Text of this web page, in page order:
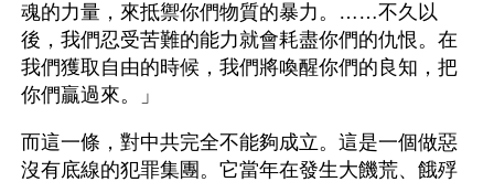
魂的力量，來抵禦你們物質的暴力。……不久以
後，我們忍受苦難的能力就會耗盡你們的仇恨。在
我們獲取自由的時候，我們將喚醒你們的良知，把
你們贏過來。」
而這一條，對中共完全不能夠成立。這是一個做惡
沒有底線的犯罪集團。它當年在發生大饑荒、餓殍